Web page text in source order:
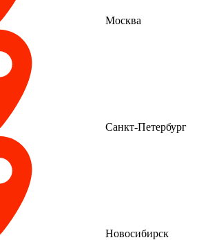
Москва
Санкт-Петербург
Новосибирск